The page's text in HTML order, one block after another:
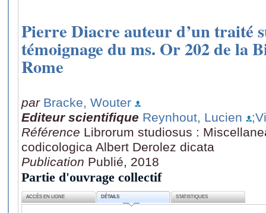
Pierre Diacre auteur d’un traité
témoignage du ms. Or 202 de la
Rome
par Bracke, Wouter
Editeur scientifique Reynhout, Lucien
Référence Librorum studiosus :
codicologica Albert Derolez dicata
Publication Publié, 2018
Partie d'ouvrage collectif
ACCÈS EN LIGNE DÉTAILS STATISTIQUES